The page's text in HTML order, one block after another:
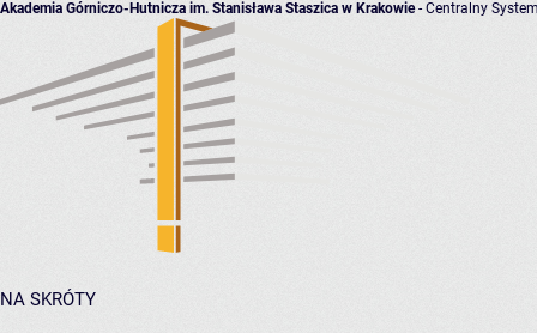
Akademia Górniczo-Hutnicza im. Stanisława Staszica w Krakowie- Centralny
NA SKRÓTY